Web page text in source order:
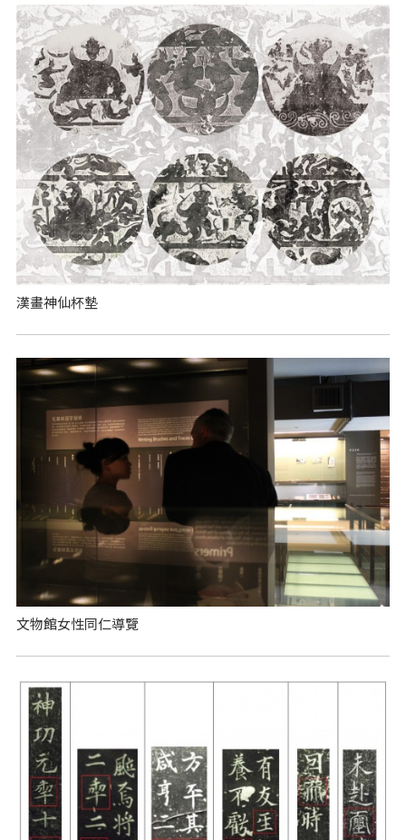
漢畫神仙杯墊
文物館女性同仁導覽